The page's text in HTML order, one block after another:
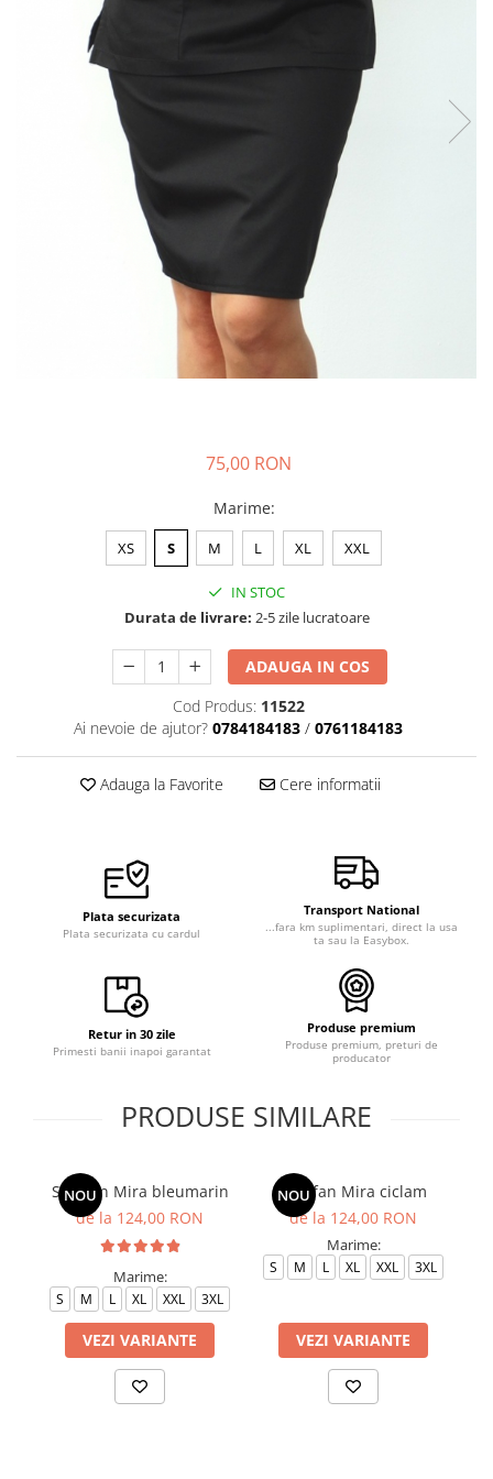
75,00 RON
Marime:
XS S M L XL XXL
IN STOC
Durata de livrare: 2-5 zile lucratoare
ADAUGA IN COS
Cod Produs: 11522
Ai nevoie de ajutor? 0784184183 / 0761184183
Adauga la Favorite Cere informatii
Plata securizata
Plata securizata cu cardul
Transport National
...fara km suplimentari, direct la usa
ta sau la Easybox.
Retur in 30 zile
Primesti banii inapoi garantat
Produse premium
Produse premium, preturi de
producator
PRODUSE SIMILARE
NOU
Sarafan Mira bleumarin
de la 124,00 RON
Marime:
S M L XL XXL 3XL
VEZI VARIANTE
NOU
Sarafan Mira ciclam
de la 124,00 RON
Marime:
S M L XL XXL 3XL
VEZI VARIANTE